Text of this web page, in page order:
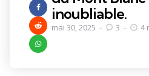
inoubliable.
mai 30, 2025 3 4